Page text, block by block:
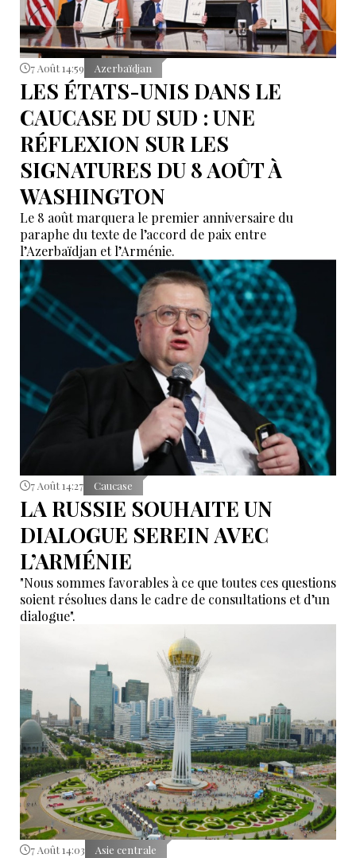
7 Août 14:59 Azerbaïdjan
LES ÉTATS-UNIS DANS LE
CAUCASE DU SUD : UNE
RÉFLEXION SUR LES
SIGNATURES DU 8 AOÛT À
WASHINGTON
Le 8 août marquera le premier anniversaire du
paraphe du texte de l’accord de paix entre
l’Azerbaïdjan et l’Arménie.
7 Août 14:27 Caucase
LA RUSSIE SOUHAITE UN
DIALOGUE SEREIN AVEC
L’ARMÉNIE
"Nous sommes favorables à ce que toutes ces questions
soient résolues dans le cadre de consultations et d’un
dialogue".
7 Août 14:03 Asie centrale